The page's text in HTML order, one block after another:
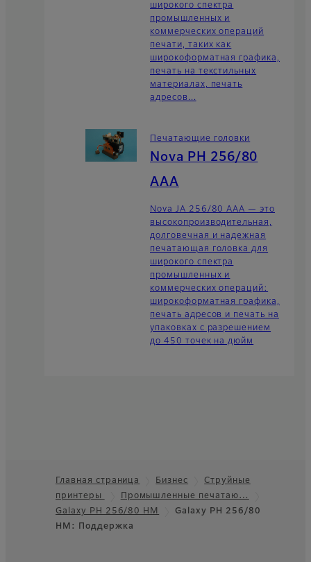
широкого спектра
промышленных и
коммерческих операций
печати, таких как
широкоформатная графика,
печать на текстильных
материалах, печать
адресов...
Печатающие головки
Nova PH 256/80
AAA
Nova JA 256/80 AAA — это
высокопроизводительная,
долговечная и надежная
печатающая головка для
широкого спектра
промышленных и
коммерческих операций:
широкоформатная графика,
печать адресов и печать на
упаковках с разрешением
до 450 точек на дюйм
Footer
Главная страница Бизнес
Струйные
принтеры
Промышленные печатаю…
Galaxy PH 256/80 HM
Galaxy PH 256/80
HM: Поддержка